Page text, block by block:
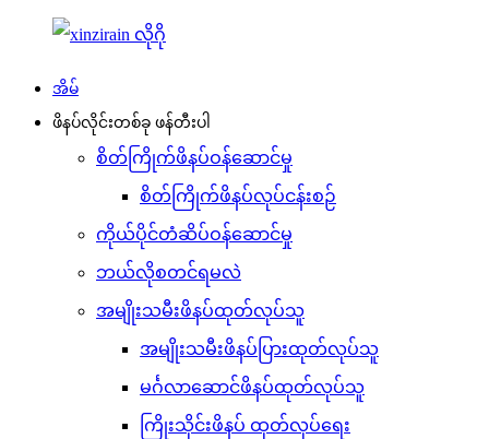
အိမ်
ဖိနပ်လိုင်းတစ်ခု ဖန်တီးပါ
စိတ်ကြိုက်ဖိနပ်ဝန်ဆောင်မှု
စိတ်ကြိုက်ဖိနပ်လုပ်ငန်းစဉ်
ကိုယ်ပိုင်တံဆိပ်ဝန်ဆောင်မှု
ဘယ်လိုစတင်ရမလဲ
အမျိုးသမီးဖိနပ်ထုတ်လုပ်သူ
အမျိုးသမီးဖိနပ်ပြားထုတ်လုပ်သူ
မင်္ဂလာဆောင်ဖိနပ်ထုတ်လုပ်သူ
ကြိုးသိုင်းဖိနပ် ထုတ်လုပ်ရေး